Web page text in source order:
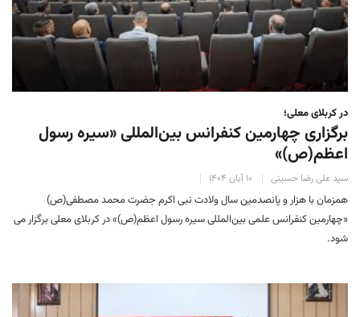
در کربلای معلی؛
برگزاری چهارمین کنفرانس بین‌المللی «سیره رسول
اعظم(ص)»
سید علی رضا حسینی ۱۰ آبان ۱۴۰۴
همزمان با هزار و پانصدمین سال ولادت نبی اکرم جضرت محمد مصطفی(ص)
«چهارمین کنفرانس علمی بین‌المللی سیره رسول اعظم(ص)» در کربلای معلی برگزار می
شود.